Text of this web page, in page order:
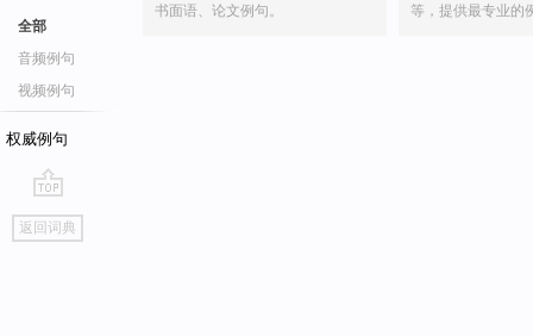
全部
音频例句
视频例句
权威例句
go
top
返回词典
书面语、论文例句。 等，提供最专业的